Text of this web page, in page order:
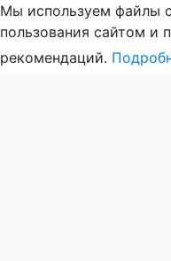
Мы используем файлы
пользования сайтом и
рекомендаций.